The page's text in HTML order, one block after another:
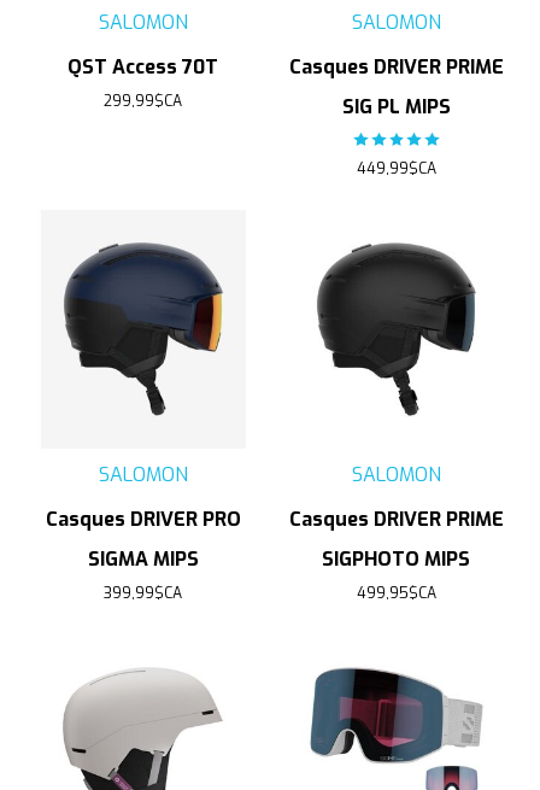
SALOMON
QST Access 70T
299,99$CA
SALOMON
Casques DRIVER PRIME
SIG PL MIPS
The rating of this
449,99$CA
SALOMON
Casques DRIVER PRO
SIGMA MIPS
399,99$CA
SALOMON
Casques DRIVER PRIME
SIGPHOTO MIPS
499,95$CA